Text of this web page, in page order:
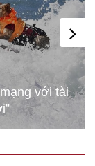
bùn đất để